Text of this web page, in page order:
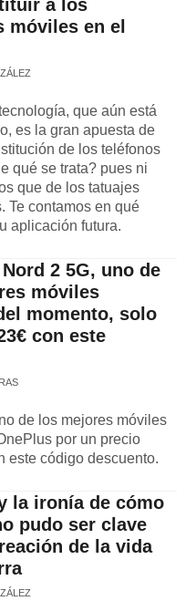
a los
móviles en el
que aún está
es la gran apuesta de
de los teléfonos
qué se trata? pues ni
que de los tatuajes
Te contamos en qué
aplicación futura.
2 5G, uno de
móviles
momento, solo
con este
de los mejores móviles
por un precio
este código descuento.
la ironía de cómo
pudo ser clave
de la vida